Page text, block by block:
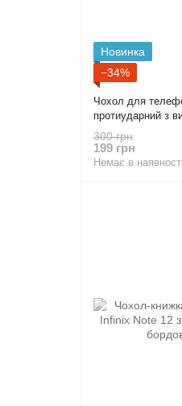
Новинка
−34%
Чохол для
протиударний з
300 грн
199 грн
Немає в наявності